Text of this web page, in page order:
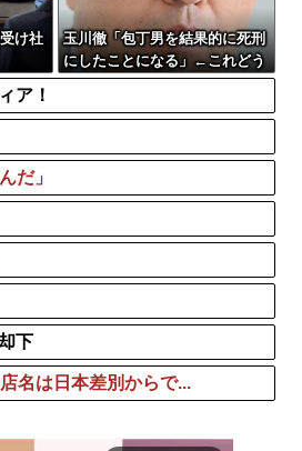
漫画を5000冊以上所持して
け社
玉川徹「包丁男を結果的に死刑
にしたことになる」←これどう
思う？？？
ア！
だ」
下
名は日本差別からで...